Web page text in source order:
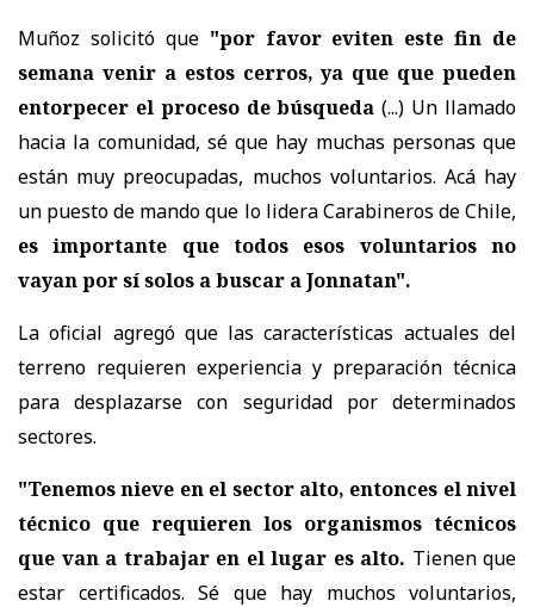
Muñoz solicitó que "por favor eviten este fin de
semana venir a estos cerros, ya que que pueden
entorpecer el proceso de búsqueda (...) Un llamado
hacia la comunidad, sé que hay muchas personas que
están muy preocupadas, muchos voluntarios. Acá hay
un puesto de mando que lo lidera Carabineros de Chile,
es importante que todos esos voluntarios no
vayan por sí solos a buscar a Jonnatan".
La oficial agregó que las características actuales del
terreno requieren experiencia y preparación técnica
para desplazarse con seguridad por determinados
sectores.
"Tenemos nieve en el sector alto, entonces el nivel
técnico que requieren los organismos técnicos
que van a trabajar en el lugar es alto. Tienen que
estar certificados. Sé que hay muchos voluntarios,